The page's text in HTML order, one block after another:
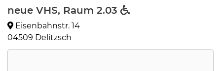
neue VHS, Raum 2.03
Eisenbahnstr. 14
04509 Delitzsch